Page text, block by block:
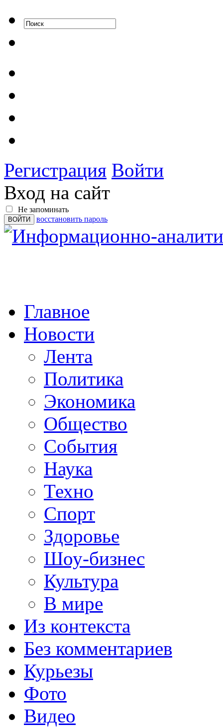
Регистрация Войти
Вход на сайт
Не запоминать
восстановить пароль
Главное
Новости
Лента
Политика
Экономика
Общество
События
Наука
Техно
Спорт
Здоровье
Шоу-бизнес
Культура
В мире
Из контекста
Без комментариев
Курьезы
Фото
Видео